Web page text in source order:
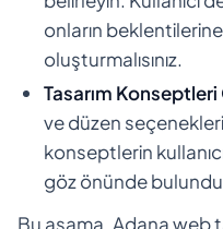
onların
oluşturmalısınız.
Tasarım
ve düzen
konseptlerin
göz önünde
Bu aşama, Adana web